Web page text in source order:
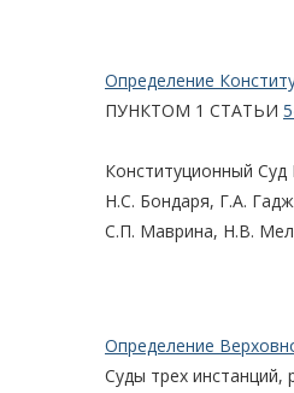
Определение
ПУНКТОМ 1 СТАТЬИ
Конституционный
Н.С. Бондаря, Г.А.
С.П. Маврина, Н.В.
Определение
Суды трех инстанций,